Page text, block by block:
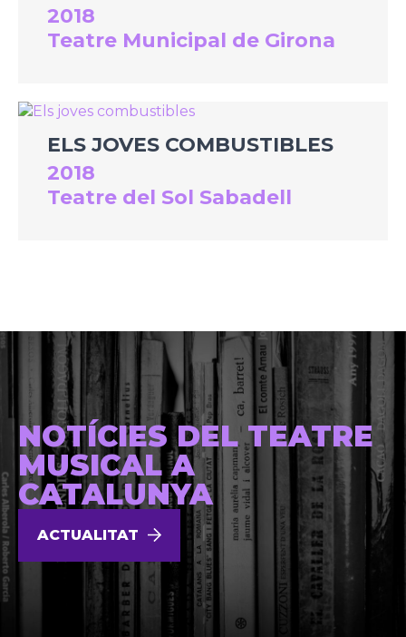
2018
Teatre Municipal de Girona
ELS JOVES COMBUSTIBLES
2018
Teatre del Sol Sabadell
NOTÍCIES DEL TEATRE
MUSICAL A
CATALUNYA
ACTUALITAT